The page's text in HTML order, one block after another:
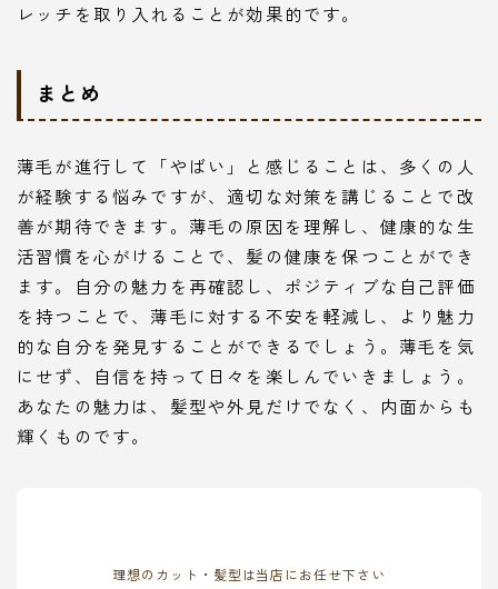
レッチを取り入れることが効果的です。
まとめ
薄毛が進行して「やばい」と感じることは、多くの人
が経験する悩みですが、適切な対策を講じることで改
善が期待できます。薄毛の原因を理解し、健康的な生
活習慣を心がけることで、髪の健康を保つことができ
ます。自分の魅力を再確認し、ポジティブな自己評価
を持つことで、薄毛に対する不安を軽減し、より魅力
的な自分を発見することができるでしょう。薄毛を気
にせず、自信を持って日々を楽しんでいきましょう。
あなたの魅力は、髪型や外見だけでなく、内面からも
輝くものです。
理想のカット・髪型は当店にお任せ下さい